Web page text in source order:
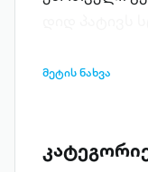
გვიყვარდება
ხუთი კაცის
მეტის ნახვა